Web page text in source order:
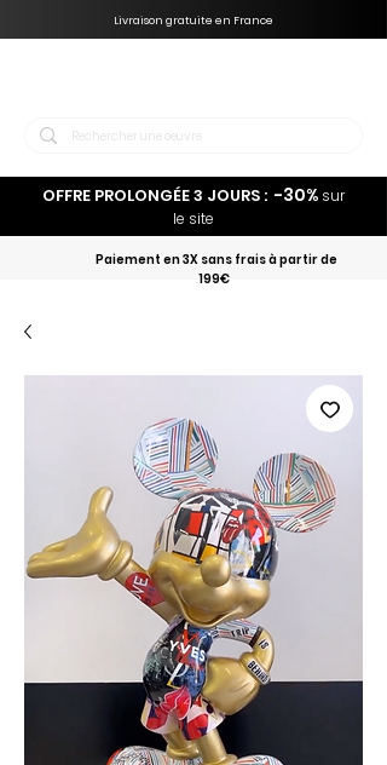
Livraison gratuite en France
Paiement en 3X sans frais à partir de
199€
OFFRE PROLONGÉE 3 JOURS : -30% sur
le site